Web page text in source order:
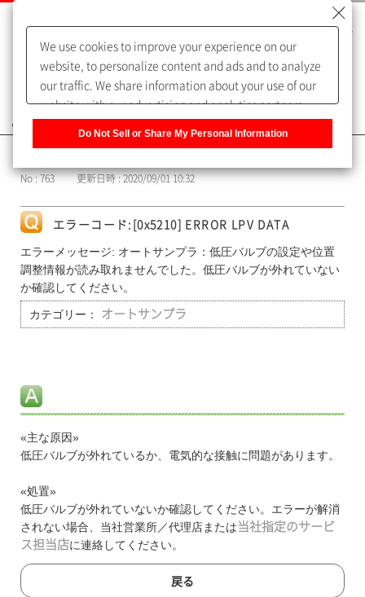
よくあるご質問（FAQ）
No : 763 更新日時 : 2020/09/01 10:32
エラーコード:[0x5210] ERROR LPV DATA
エラーメッセージ: オートサンプラ：低圧バルブの設定や位置
調整情報が読み取れませんでした。低圧バルブが外れていない
か確認してください。
カテゴリー： オートサンプラ
«主な原因»
低圧バルブが外れているか、電気的な接触に問題があります。
«処置»
低圧バルブが外れていないか確認してください。エラーが解消
されない場合、当社営業所／代理店または 当社指定のサービ
ス担当店に連絡してください。
戻る
We use cookies to improve your experience on our
website, to personalize content and ads and to analyze
our traffic. We share information about your use of our
website with our advertising and analytics partners,
of our sharing information about you with our partners.
Information] to customize your cookie settings on our
Do Not Sell or Share My Personal Information